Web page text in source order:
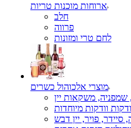
ארוחות מוכנות טריות
חלב
פרווה
לחם טרי ומזונות
מוצרי אלכוהול כשרים
שמפניה, משקאות יין
וודקות מיוחדות
פויר, יין דבש